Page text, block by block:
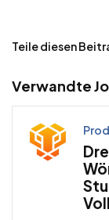
Teile diesen
Verwandte